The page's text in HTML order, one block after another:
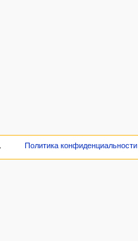
Политика конфиденциальности